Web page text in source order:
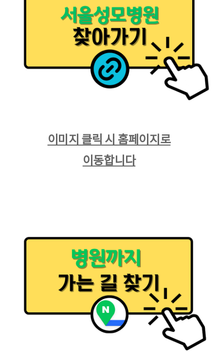
​이미지 클릭 시 홈페이지로
이동합니다